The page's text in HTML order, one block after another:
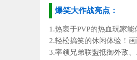
爆笑大作战亮点：
1.热衷于PVP的热血玩家
2.轻松搞笑的休闲体验！
3.率领兄弟联盟抵御外敌